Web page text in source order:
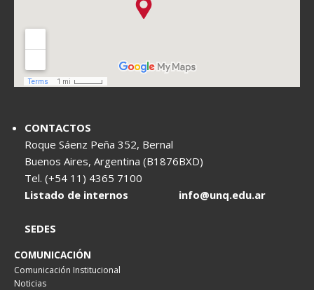
CONTACTOS
Roque Sáenz Peña 352, Bernal
Buenos Aires, Argentina (B1876BXD)
Tel. (+54 11) 4365 7100
Listado de internos
info@unq.edu.ar
SEDES
COMUNICACIÓN
Comunicación Institucional
Noticias